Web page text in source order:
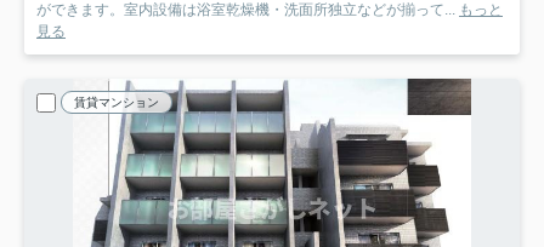
ができます。室内設備は浴室乾燥機・洗面所独立などが揃って... もっと
見る
賃貸マンション